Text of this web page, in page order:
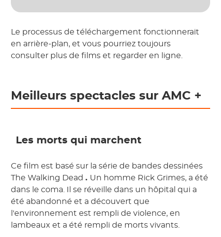
Le processus de téléchargement fonctionnerait
en arrière-plan, et vous pourriez toujours
consulter plus de films et regarder en ligne.
Meilleurs spectacles sur AMC +
Les morts qui marchent
Ce film est basé sur la série de bandes dessinées
The Walking Dead. Un homme Rick Grimes, a été
dans le coma. Il se réveille dans un hôpital qui a
été abandonné et a découvert que
l'environnement est rempli de violence, en
lambeaux et a été rempli de morts vivants.